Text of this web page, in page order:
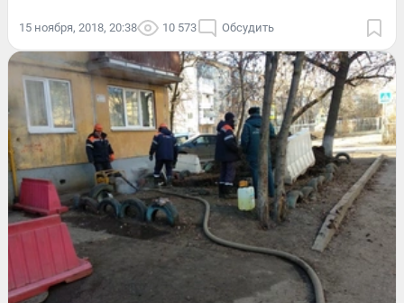
15 ноября, 2018, 20:38 10 573 Обсудить